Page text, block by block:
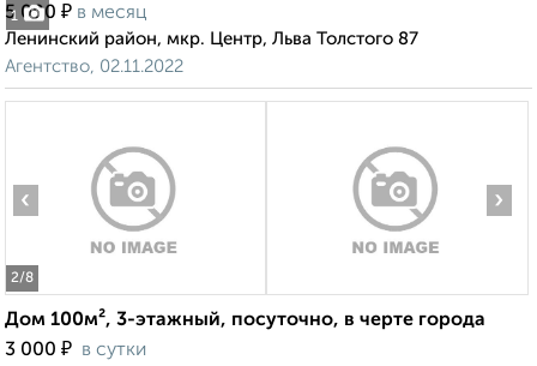
1
5 000 ₽ в месяц
Ленинский район, мкр. Центр, Льва Толстого 87
Агентство, 02.11.2022
2/8
‹ ›
Дом 100м², 3-этажный, посуточно, в черте города
3 000 ₽ в сутки